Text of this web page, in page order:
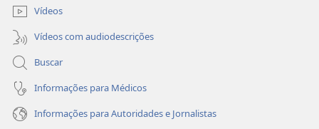
Vídeos
Vídeos com audiodescrições
Buscar
Informações para Médicos
Informações para Autoridades e Jornalistas